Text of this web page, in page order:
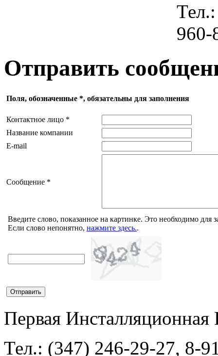
960-
Отправить
Поля, обозначенные *, обязательны для заполнения
Контактное лицо *
Название компании
E-mail
Сообщение *
Введите слово, показанное на картинке. Это необходимо для
Если слово непонятно, нажмите здесь..
Первая
Тел.: (347) 246-29-27, 8-